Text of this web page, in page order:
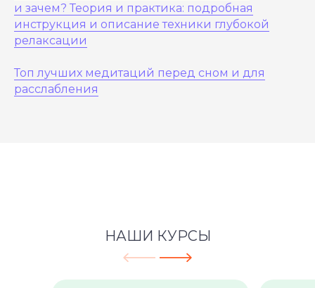
и зачем? Теория и практика: подробная
инструкция и описание техники глубокой
релаксации
Топ лучших медитаций перед сном и для
расслабления
НАШИ КУРСЫ